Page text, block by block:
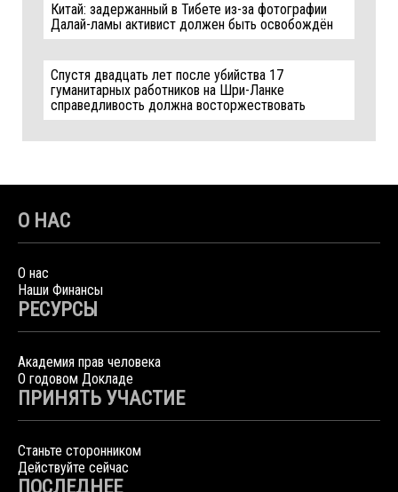
Китай: задержанный в Тибете из-за фотографии
Далай-ламы активист должен быть освобождён
Спустя двадцать лет после убийства 17
гуманитарных работников на Шри-Ланке
справедливость должна восторжествовать
О НАС
О нас
Наши Финансы
РЕСУРСЫ
Академия прав человека
О годовом Докладе
ПРИНЯТЬ УЧАСТИЕ
Станьте сторонником
Действуйте сейчас
ПОСЛЕДНЕЕ